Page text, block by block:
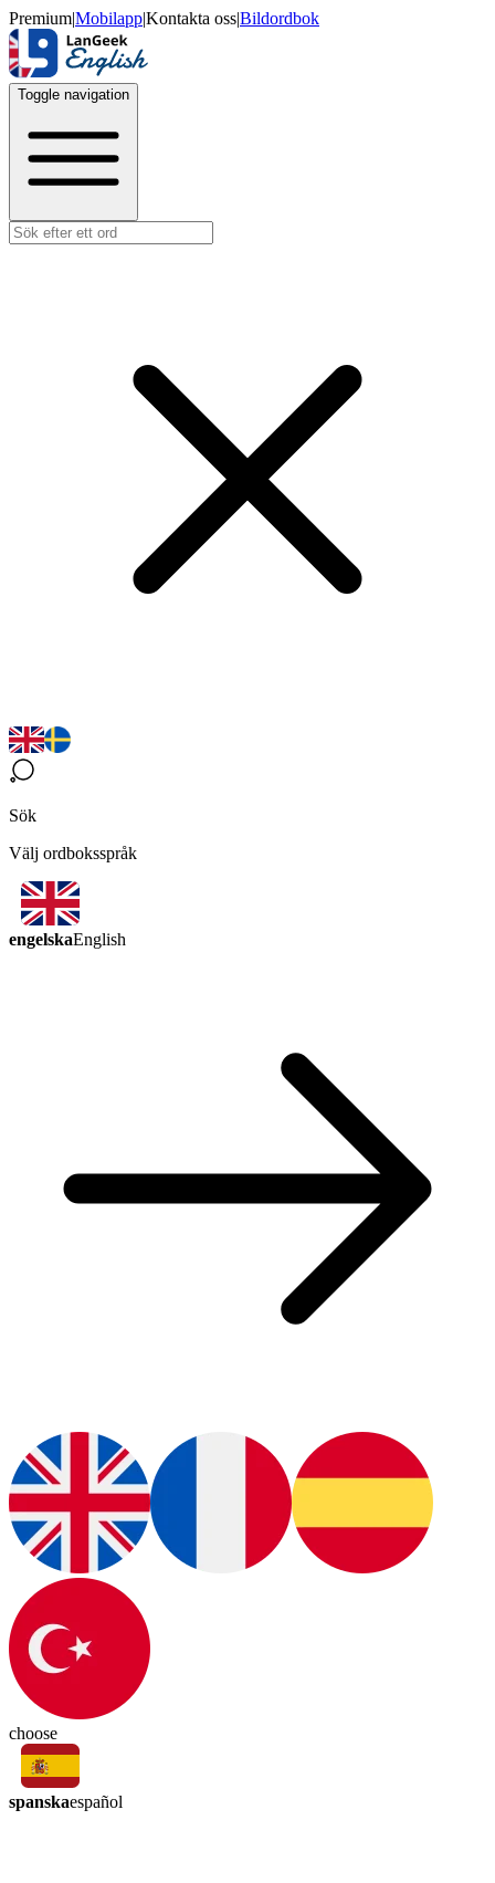
Premium|Mobilapp|Kontakta oss|Bildordbok
Toggle navigation
Sök
Välj ordboksspråk
engelskaEnglish
choose
spanskaespañol